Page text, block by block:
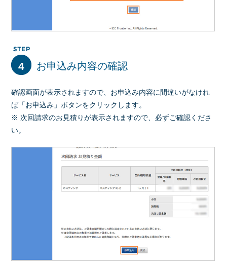
4 お申込み内容の確認
確認画面が表示されますので、お申込み内容に間違いがなけれ
ば「お申込み」ボタンをクリックします。
※ 次回請求のお見積りが表示されますので、必ずご確認くださ
い。